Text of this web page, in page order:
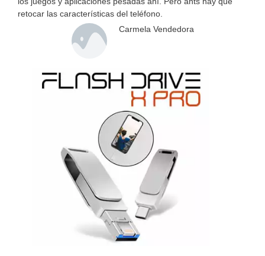
retocar las características del teléfono.
Carmela Vendedora